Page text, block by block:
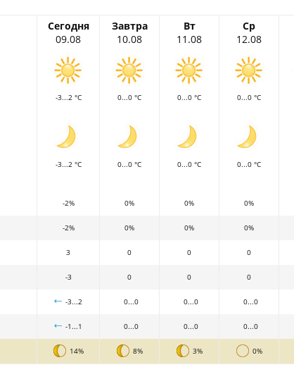
Сегодня
09.08
Завтра
10.08
Вт
11.08
Ср
12.08
-3...2 °C 0...0 °C 0...0 °C 0...0 °C
-3...2 °C 0...0 °C 0...0 °C 0...0 °C
-2% 0% 0% 0%
-2% 0% 0% 0%
3 0 0 0
-3 0 0 0
-3...2 0...0 0...0 0...0
-1...1 0...0 0...0 0...0
14% 8% 3% 0%